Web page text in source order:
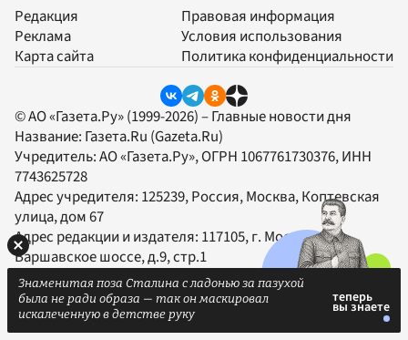
Редакция
Реклама
Карта сайта
Правовая информация
Условия использования
Политика конфиденциальности
© АО «Газета.Ру» (1999-2026) – Главные новости дня
Название: Газета.Ru (Gazeta.Ru)
Учредитель:АО «Газета.Ру», ОГРН 1067761730376, ИНН
7743625728
Адрес учредителя: 125239, Россия, Москва, Коптевская
улица, дом 67
Адрес редакции и издателя: 117105, г. Москва,
Варшавское шоссе, д.9, стр.1
Телефон редакции:+7 (495) 785-00-12
Факс:+7 (495) 785-17-01
Электронная почта:gazeta@gazeta.ru
Знаменитая поза Сталина с ладонью за пазухой
была не ради образа — так он маскировал
искалеченную в детстве руку